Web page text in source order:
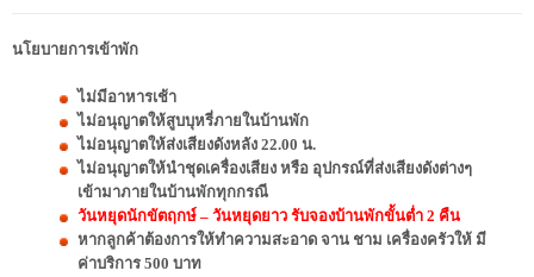
นโยบายการเข้าพัก
ไม่มีอาหารเช้า
ไม่อนุญาตให้สูบบุหรี่ภายในบ้านพัก
ไม่อนุญาตให้ส่งเสียงดังหลัง 22.00 น.
ไม่อนุญาตให้นำชุดเครื่องเสียง หรือ อุปกรณ์ที่ส่งเสียงดังต่างๆ
เข้ามาภายในบ้านพักทุกกรณี
วันหยุดนักขัตฤกษ์ – วันหยุดยาว รับจองบ้านพักขั้นต่ำ 2 คืน
หากลูกค้าต้องการให้ทำความสะอาด จาน ชาม เครื่องครัวให้ มี
ค่าบริการ 500 บาท